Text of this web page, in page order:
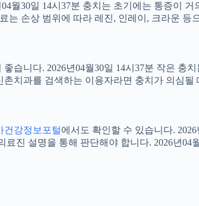
월30일 14시37분 충치는 초기에는 통증이
는 손상 범위에 따라 레진, 인레이, 크라운
습니다. 2026년04월30일 14시37분 작은 충
치과를 검색하는 이용자라면 충치가 의심
건강정보포털에서도 확인할 수 있습니다.
진 설명을 통해 판단해야 합니다. 2026년04